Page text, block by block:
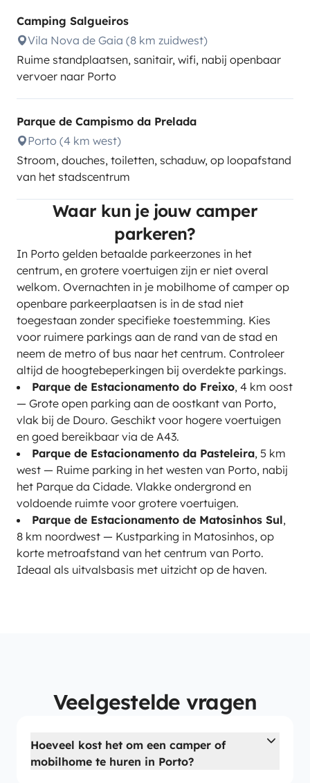
Camping Salgueiros
Vila Nova de Gaia (8 km zuidwest)
Ruime standplaatsen, sanitair, wifi, nabij openbaar
vervoer naar Porto
Parque de Campismo da Prelada
Porto (4 km west)
Stroom, douches, toiletten, schaduw, op loopafstand
van het stadscentrum
Waar kun je jouw camper
parkeren?
In Porto gelden betaalde parkeerzones in het
centrum, en grotere voertuigen zijn er niet overal
welkom. Overnachten in je mobilhome of camper op
openbare parkeerplaatsen is in de stad niet
toegestaan zonder specifieke toestemming. Kies
voor ruimere parkings aan de rand van de stad en
neem de metro of bus naar het centrum. Controleer
altijd de hoogtebeperkingen bij overdekte parkings.
Parque de Estacionamento do Freixo, 4 km oost
— Grote open parking aan de oostkant van Porto,
vlak bij de Douro. Geschikt voor hogere voertuigen
en goed bereikbaar via de A43.
Parque de Estacionamento da Pasteleira, 5 km
west — Ruime parking in het westen van Porto, nabij
het Parque da Cidade. Vlakke ondergrond en
voldoende ruimte voor grotere voertuigen.
Parque de Estacionamento de Matosinhos Sul,
8 km noordwest — Kustparking in Matosinhos, op
korte metroafstand van het centrum van Porto.
Ideaal als uitvalsbasis met uitzicht op de haven.
Veelgestelde vragen
Hoeveel kost het om een camper of
mobilhome te huren in Porto?